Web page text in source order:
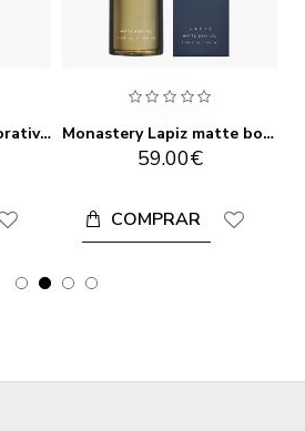
Monastery Gold restorative face oil 60ML Monastery Lapiz matte body oil 100ML
59.00€
COMPRAR